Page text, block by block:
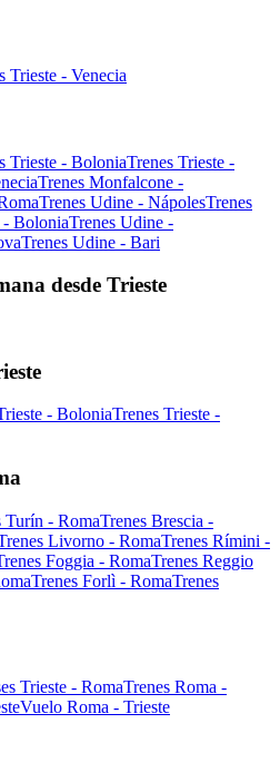
Trieste - Venecia
Trieste - BoloniaTrenes Trieste -
Trenes Monfalcone -
Trenes Udine - NápolesTrenes
- BoloniaTrenes Udine -
Trenes Udine - Bari
desde Trieste
- BoloniaTrenes Trieste -
Turín - RomaTrenes Brescia -
Livorno - RomaTrenes Rímini -
Foggia - RomaTrenes Reggio
Trenes Forlì - RomaTrenes
Trieste - RomaTrenes Roma -
Vuelo Roma - Trieste